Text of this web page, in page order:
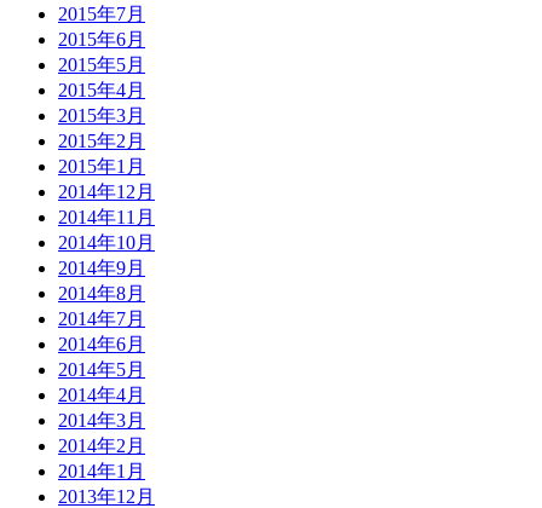
2015年7月
2015年6月
2015年5月
2015年4月
2015年3月
2015年2月
2015年1月
2014年12月
2014年11月
2014年10月
2014年9月
2014年8月
2014年7月
2014年6月
2014年5月
2014年4月
2014年3月
2014年2月
2014年1月
2013年12月